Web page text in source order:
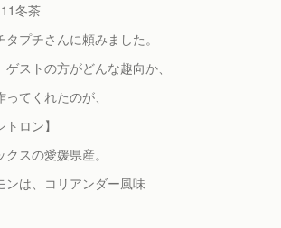
冬茶
プチさんに頼みました。
ストの方がどんな趣向か、
てくれたのが、
ロン】
スの愛媛県産。
ンは、コリアンダー風味